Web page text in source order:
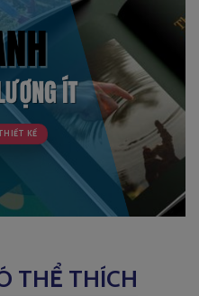
KẾ
THỂ THÍCH